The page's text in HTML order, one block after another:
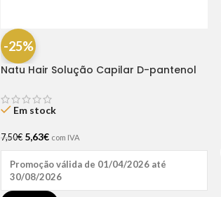
-25%
Natu Hair Solução Capilar D-pantenol
Em stock
7,50€ 5,63€ com IVA
Promoção válida de 01/04/2026 até
30/08/2026